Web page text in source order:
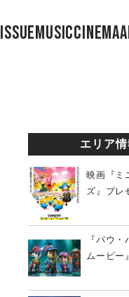
MUSICCINEMA
エリア
映画『ミ
ズ』プレ
『パウ
ムービー